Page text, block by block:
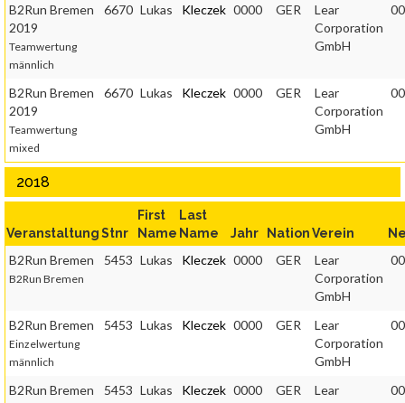
B2Run Bremen
2019
Teamwertung
männlich
6670 Lukas Kleczek 0000 GER
Lear
Corporation
GmbH
B2Run Bremen
2019
Teamwertung
mixed
6670 Lukas Kleczek 0000 GER
Lear
Corporation
GmbH
2018
VeranstaltungStnr
First
Name
Last
Name
Jahr NationVerein
B2Run Bremen
B2Run Bremen
5453 Lukas Kleczek 0000 GER
Lear
Corporation
GmbH
B2Run Bremen
Einzelwertung
männlich
5453 Lukas Kleczek 0000 GER
Lear
Corporation
GmbH
B2Run Bremen 5453 Lukas Kleczek 0000 GER
Lear